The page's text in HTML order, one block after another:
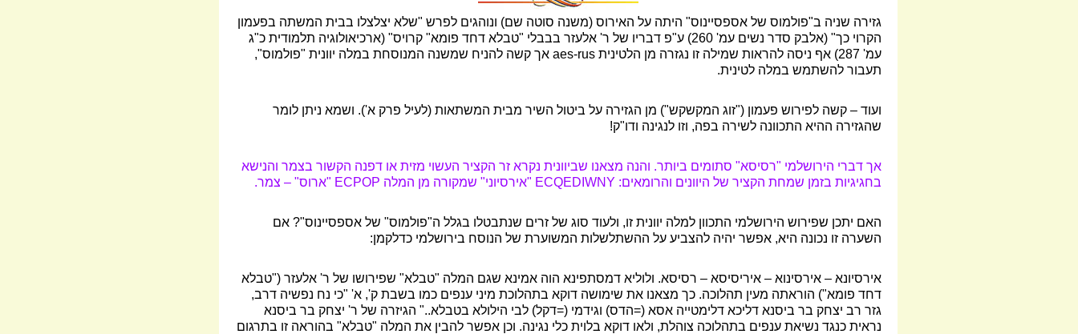
גזירה שניה ב"פולמוס של אספסיינוס" היתה על האירוס (משנה סוטה שם) ונוהגים לפרש "שלא יצלצלו בבית המשתה בפעמון
הקרוי כך" (אלבק סדר נשים עמ' 260) ע"פ דבריו של ר' אלעזר בבבלי "טבלא דחד פומא" קרויס" (ארכיאולוגיה תלמודית כ"ג
עמ' 287) אף ניסה להראות שמילה זו נגזרה מן הלטינית
aes-rus אך קשה להניח שמשנה המנוסחת במלה יוונית "פולמוס",
תעבור להשתמש במלה לטינית.
ועוד – קשה לפירוש פעמון ("זוג המקשקש") מן הגזירה על ביטול השיר מבית המשתאות (לעיל פרק א'). ושמא ניתן לומר
שהגזירה ההיא התכוונה לשירה בפה, וזו לנגינה ודו"ק!
אך דברי הירושלמי "רסיסא" סתומים ביותר. והנה מצאנו שביוונית נקרא זר הקציר העשוי מזית או דפנה הקשור בצמר והנישא
בחגיגיות בזמן שמחת הקציר של היוונים והרומאים: ECQEDIWNY "אירסיוני" שמקורה מן המלה ECPOP "ארוס" – צמר.
האם יתכן שפירוש הירושלמי התכוון למלה יוונית זו, ולעוד סוג של זרים שנתבטלו בגלל ה"פולמוס" של אספסיינוס"? אם
השערה זו נכונה היא, אפשר יהיה להצביע על ההשתלשלות המשוערת של הנוסח בירושלמי כדלקמן:
אירסיונא – אירסינוא – איריסיסא – רסיסא. ולוליא דמסתפינא הוה אמינא שגם המלה "טבלא" שפירושו של ר' אלעזר ("טבלא
דחד פומא") הוראתה מעין תהלוכה. כך מצאנו את שימושה דוקא בתהלוכת מיני ענפים כמו בשבת ק', א' "כי נח נפשיה דרב,
גזר רב יצחק בר ביסנא דליכא דלימטייה אסא (=הדס) וגידמי (=דקל) לבי הילולא בטבלא.." הגיזרה של ר' יצחק בר ביסנא
נראית כנגד נשיאת ענפים בתהלוכה צוהלת, ולאו דוקא בלוית כלי נגינה. וכן אפשר להבין את המלה "טבלא" בהוראה זו בתרגום